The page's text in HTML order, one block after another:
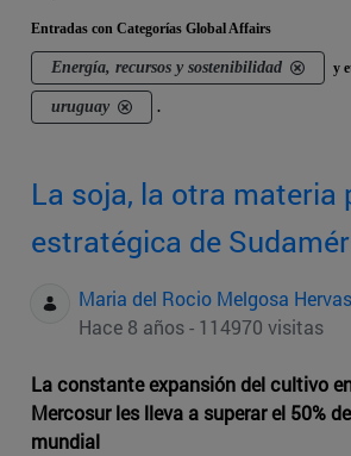
Entradas con Categorías Global Affairs
Energía, recursos y sostenibilidad y
uruguay .
La soja, la otra materia
estratégica de
Maria del Rocio Melgosa Hervas
Hace 8 años - 114970 visitas
La constante expansión del cultivo
Mercosur les lleva a superar el 50%
mundial